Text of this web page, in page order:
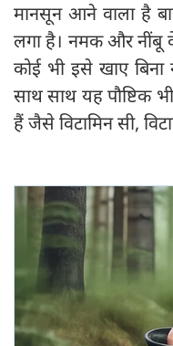
मानसून आने वाला है
लगा है। नमक और नींबू के
कोई भी इसे खाए बिना
साथ साथ यह पौष्टिक
हैं जैसे विटामिन सी,